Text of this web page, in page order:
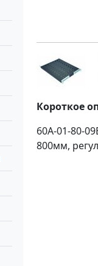
Короткое
60A-01-80-
800мм,